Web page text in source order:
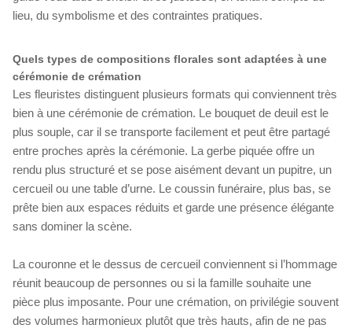
lieu, du symbolisme et des contraintes pratiques.
Quels types de compositions florales sont adaptées à une
cérémonie de crémation
Les fleuristes distinguent plusieurs formats qui conviennent très
bien à une cérémonie de crémation. Le bouquet de deuil est le
plus souple, car il se transporte facilement et peut être partagé
entre proches après la cérémonie. La gerbe piquée offre un
rendu plus structuré et se pose aisément devant un pupitre, un
cercueil ou une table d’urne. Le coussin funéraire, plus bas, se
prête bien aux espaces réduits et garde une présence élégante
sans dominer la scène.
La couronne et le dessus de cercueil conviennent si l’hommage
réunit beaucoup de personnes ou si la famille souhaite une
pièce plus imposante. Pour une crémation, on privilégie souvent
des volumes harmonieux plutôt que très hauts, afin de ne pas